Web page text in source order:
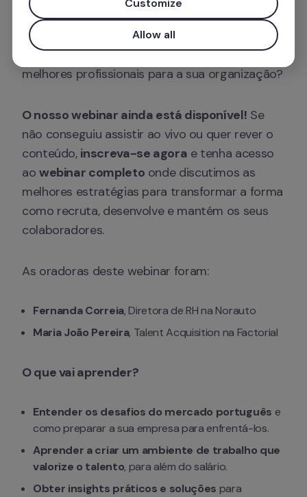
cada vez mais complexa. A questão é: quanto
vale o talento para além do salário? Quais são
os verdadeiros fatores que retêm e atraem os
melhores profissionais para a sua organização?
O nosso webinar ainda está disponível! Se
não conseguiu assistir ao vivo ou quer rever o
conteúdo, inscreva-se agora e tenha acesso
ao webinar completo onde discutimos as
melhores estratégias para transformar a forma
como recruta, desenvolve e mantém os seus
colaboradores.
As oradoras deste webinar foram:
Fernanda Correia, Diretora de RH na Norauto
Maria João Pereira, Talent Acquisition na Factorial
O que vai aprender?
Entender os desafios do mercado português e
como preparar a sua empresa para enfrentá-los.
Aprender a criar um ambiente de trabalho que
valorize o talento, para além do salário.
Obter insights práticos e soluções para
Customize
Allow all